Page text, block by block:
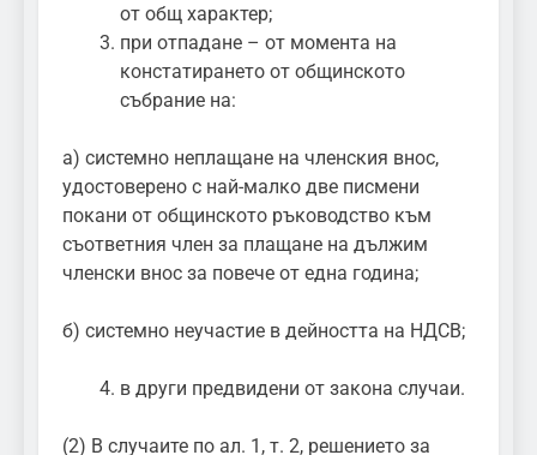
от общ характер;
при отпадане – от момента на
констатирането от общинското
събрание на:
а) системно неплащане на членския внос,
удостоверено с най-малко две писмени
покани от общинското ръководство към
съответния член за плащане на дължим
членски внос за повече от една година;
б) системно неучастие в дейността на НДСВ;
в други предвидени от закона случаи.
(2) В случаите по ал. 1, т. 2, решението за